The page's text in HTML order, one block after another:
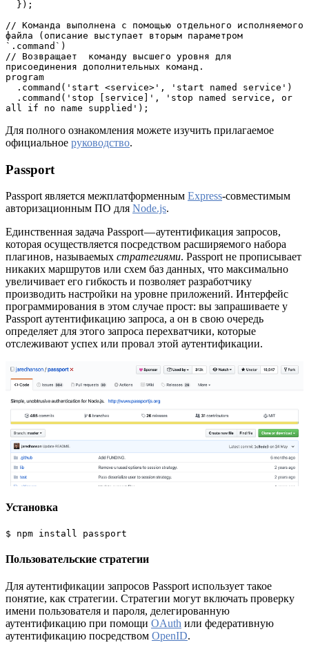
// Команда выполнена с помощью отдельного исполняемого
файла (описание выступает вторым параметром
`.command`)
// Возвращает  команду высшего уровня для
присоединения дополнительных команд.
program
Для полного ознакомления можете изучить прилагаемое
официальное руководство.
Passport
Passport является межплатформенным Express-совместимым
авторизационным ПО для Node.js.
Единственная задача Passport — аутентификация запросов,
которая осуществляется посредством расширяемого набора
плагинов, называемых стратегиями. Passport не прописывает
никаких маршрутов или схем баз данных, что максимально
увеличивает его гибкость и позволяет разработчику
производить настройки на уровне приложений. Интерфейс
программирования в этом случае прост: вы запрашиваете у
Passport аутентификацию запроса, а он в свою очередь
определяет для этого запроса перехватчики, которые
отслеживают успех или провал этой аутентификации.
Установка
$ npm install passport
Пользовательские стратегии
Для аутентификации запросов Passport использует такое
понятие, как стратегии. Стратегии могут включать проверку
имени пользователя и пароля, делегированную
аутентификацию при помощи OAuth или федеративную
аутентификацию посредством OpenID.